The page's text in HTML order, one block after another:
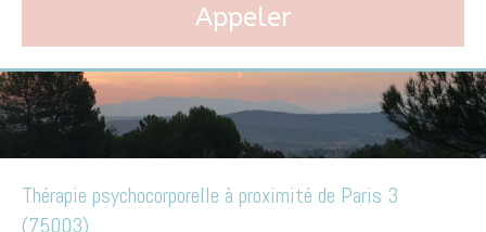
Appeler
Thérapie psychocorporelle à proximité de Paris 3
(75003)